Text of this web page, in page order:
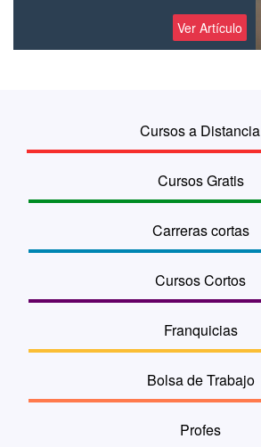
Ver Artículo
Cursos a Distancia
Cursos Gratis
Carreras cortas
Cursos Cortos
Franquicias
Bolsa de Trabajo
Profes